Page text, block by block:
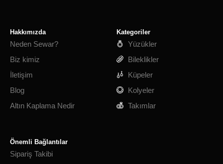
Hakkımızda
Neden Sewar?
Biz kimiz
İletişim
Blog
Altın Kaplama Nedir
Kategoriler
Yüzükler
Bileklikler
Küpeler
Kolyeler
Takımlar
Önemli Bağlantılar
Sipariş Takibi